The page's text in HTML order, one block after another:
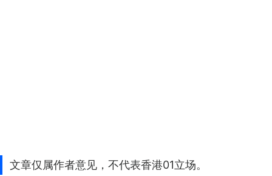
文章仅属作者意见，不代表香港01立场。